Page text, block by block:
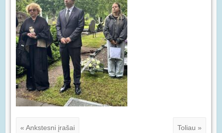
« Ankstesni įrašai Toliau »